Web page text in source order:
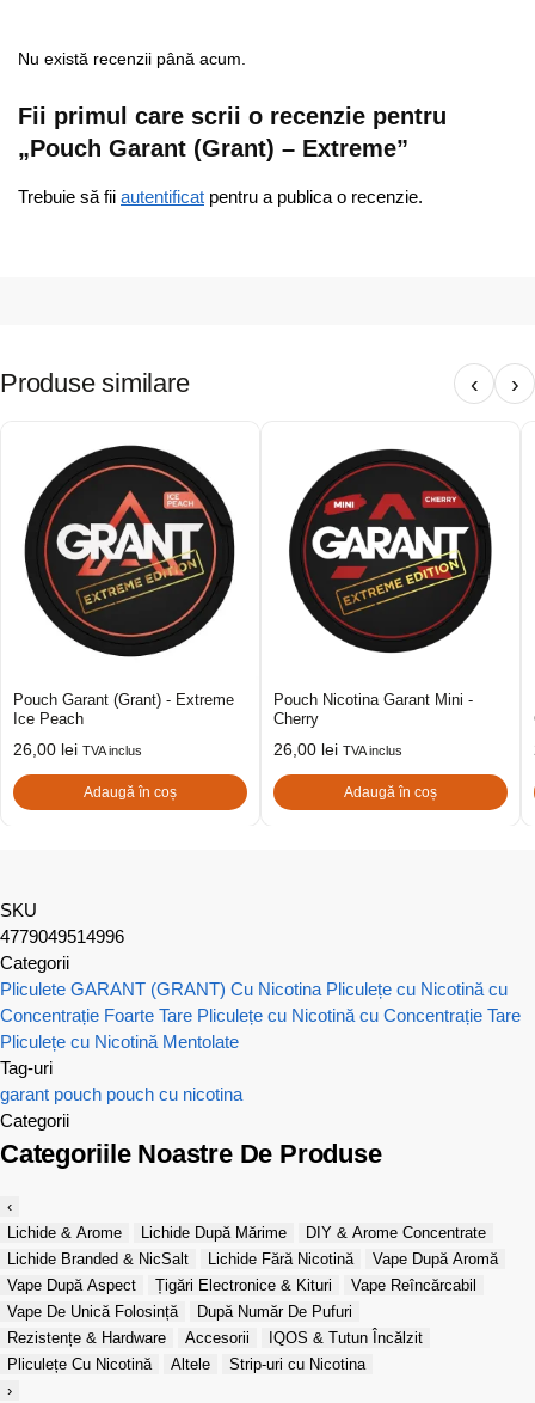
Nu există recenzii până acum.
Fii primul care scrii o recenzie pentru
„Pouch Garant (Grant) – Extreme”
Trebuie să fii autentificat pentru a publica o recenzie.
Produse similare ‹ ›
Pouch Garant (Grant) - Extreme
Ice Peach
26,00 lei TVA inclus
Adaugă în coș
Pouch Nicotina Garant Mini -
Cherry
26,00 lei TVA inclus
Adaugă în coș
SKU
4779049514996
Categorii
Pliculete GARANT (GRANT) Cu Nicotina Pliculețe cu Nicotină cu
Concentrație Foarte Tare Pliculețe cu Nicotină cu Concentrație Tare
Pliculețe cu Nicotină Mentolate
Tag-uri
garant pouch pouch cu nicotina
Categorii
Categoriile Noastre De Produse
‹
Lichide & Arome
Lichide După Mărime
DIY & Arome Concentrate
Lichide Branded & NicSalt
Lichide Fără Nicotină
Vape După Aromă
Vape După Aspect
Țigări Electronice & Kituri
Vape Reîncărcabil
Vape De Unică Folosință
După Număr De Pufuri
Rezistențe & Hardware
Accesorii
IQOS & Tutun Încălzit
Pliculețe Cu Nicotină
Altele
Strip-uri cu Nicotina
›